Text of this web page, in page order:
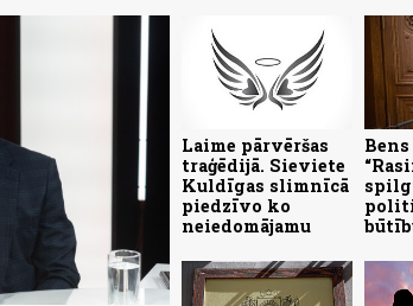
Laime pārvēršas
traģēdijā. Sieviete
Kuldīgas slimnīcā
piedzīvo ko
neiedomājamu